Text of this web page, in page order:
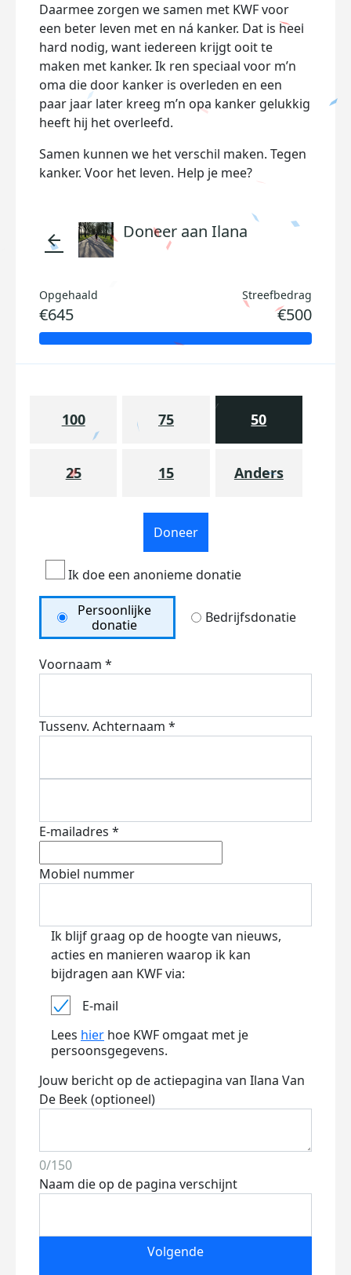
Daarmee zorgen we samen met KWF voor
een beter leven met en ná kanker. Dat is heel
hard nodig, want iedereen krijgt ooit te
maken met kanker. Ik ren speciaal voor m’n
oma die door kanker is overleden en een
paar jaar later kreeg m’n opa kanker gelukkig
heeft hij het overleefd.
Samen kunnen we het verschil maken. Tegen
kanker. Voor het leven. Help je mee?
arrow_back Doneer aan Ilana
Opgehaald
€645
Streefbedrag
€500
100 75 50
25 15 Anders
Doneer
Ik doe een anonieme donatie
Persoonlijke
donatie
Bedrijfsdonatie
Voornaam *
Tussenv. Achternaam *
E-mailadres *
Mobiel nummer
Ik blijf graag op de hoogte van nieuws,
acties en manieren waarop ik kan
bijdragen aan KWF via:
E-mail
Lees hier hoe KWF omgaat met je
persoonsgegevens.
Jouw bericht op de actiepagina van Ilana Van
De Beek (optioneel)
0/150
Naam die op de pagina verschijnt
Volgende